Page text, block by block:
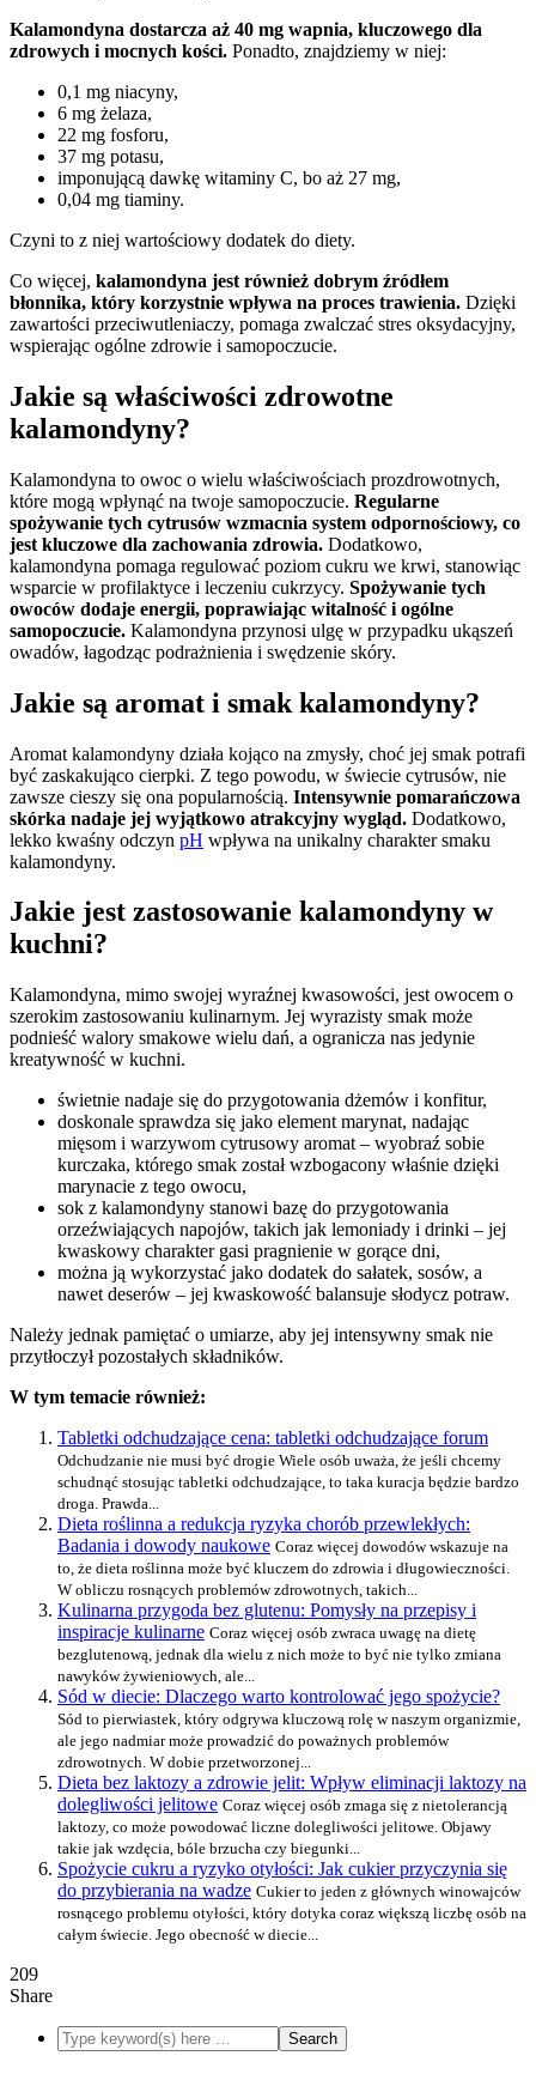
Kalamondyna dostarcza aż 40 mg wapnia, kluczowego dla
zdrowych i mocnych kości. Ponadto, znajdziemy w niej:
0,1 mg niacyny,
6 mg żelaza,
22 mg fosforu,
37 mg potasu,
imponującą dawkę witaminy C, bo aż 27 mg,
0,04 mg tiaminy.
Czyni to z niej wartościowy dodatek do diety.
Co więcej, kalamondyna jest również dobrym źródłem
błonnika, który korzystnie wpływa na proces trawienia. Dzięki
zawartości przeciwutleniaczy, pomaga zwalczać stres oksydacyjny,
wspierając ogólne zdrowie i samopoczucie.
Jakie są właściwości zdrowotne
kalamondyny?
Kalamondyna to owoc o wielu właściwościach prozdrowotnych,
które mogą wpłynąć na twoje samopoczucie. Regularne
spożywanie tych cytrusów wzmacnia system odpornościowy, co
jest kluczowe dla zachowania zdrowia. Dodatkowo,
kalamondyna pomaga regulować poziom cukru we krwi, stanowiąc
wsparcie w profilaktyce i leczeniu cukrzycy. Spożywanie tych
owoców dodaje energii, poprawiając witalność i ogólne
samopoczucie. Kalamondyna przynosi ulgę w przypadku ukąszeń
owadów, łagodząc podrażnienia i swędzenie skóry.
Jakie są aromat i smak kalamondyny?
Aromat kalamondyny działa kojąco na zmysły, choć jej smak potrafi
być zaskakująco cierpki. Z tego powodu, w świecie cytrusów, nie
zawsze cieszy się ona popularnością. Intensywnie pomarańczowa
skórka nadaje jej wyjątkowo atrakcyjny wygląd. Dodatkowo,
lekko kwaśny odczyn pH wpływa na unikalny charakter smaku
kalamondyny.
Jakie jest zastosowanie kalamondyny w
kuchni?
Kalamondyna, mimo swojej wyraźnej kwasowości, jest owocem o
szerokim zastosowaniu kulinarnym. Jej wyrazisty smak może
podnieść walory smakowe wielu dań, a ogranicza nas jedynie
kreatywność w kuchni.
świetnie nadaje się do przygotowania dżemów i konfitur,
doskonale sprawdza się jako element marynat, nadając
mięsom i warzywom cytrusowy aromat – wyobraź sobie
kurczaka, którego smak został wzbogacony właśnie dzięki
marynacie z tego owocu,
sok z kalamondyny stanowi bazę do przygotowania
orzeźwiających napojów, takich jak lemoniady i drinki – jej
kwaskowy charakter gasi pragnienie w gorące dni,
można ją wykorzystać jako dodatek do sałatek, sosów, a
nawet deserów – jej kwaskowość balansuje słodycz potraw.
Należy jednak pamiętać o umiarze, aby jej intensywny smak nie
przytłoczył pozostałych składników.
W tym temacie również:
Tabletki odchudzające cena: tabletki odchudzające forum
Odchudzanie nie musi być drogie Wiele osób uważa, że jeśli chcemy
schudnąć stosując tabletki odchudzające, to taka kuracja będzie bardzo
droga. Prawda...
Dieta roślinna a redukcja ryzyka chorób przewlekłych:
Badania i dowody naukowe Coraz więcej dowodów wskazuje na
to, że dieta roślinna może być kluczem do zdrowia i długowieczności.
W obliczu rosnących problemów zdrowotnych, takich...
Kulinarna przygoda bez glutenu: Pomysły na przepisy i
inspiracje kulinarne Coraz więcej osób zwraca uwagę na dietę
bezglutenową, jednak dla wielu z nich może to być nie tylko zmiana
nawyków żywieniowych, ale...
Sód w diecie: Dlaczego warto kontrolować jego spożycie?
Sód to pierwiastek, który odgrywa kluczową rolę w naszym organizmie,
ale jego nadmiar może prowadzić do poważnych problemów
zdrowotnych. W dobie przetworzonej...
Dieta bez laktozy a zdrowie jelit: Wpływ eliminacji laktozy na
dolegliwości jelitowe Coraz więcej osób zmaga się z nietolerancją
laktozy, co może powodować liczne dolegliwości jelitowe. Objawy
takie jak wzdęcia, bóle brzucha czy biegunki...
Spożycie cukru a ryzyko otyłości: Jak cukier przyczynia się
do przybierania na wadze Cukier to jeden z głównych winowajców
rosnącego problemu otyłości, który dotyka coraz większą liczbę osób na
całym świecie. Jego obecność w diecie...
209
Share